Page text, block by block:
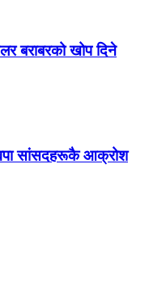
बराबरको खोप दिने
सांसदहरूकै आक्रोश